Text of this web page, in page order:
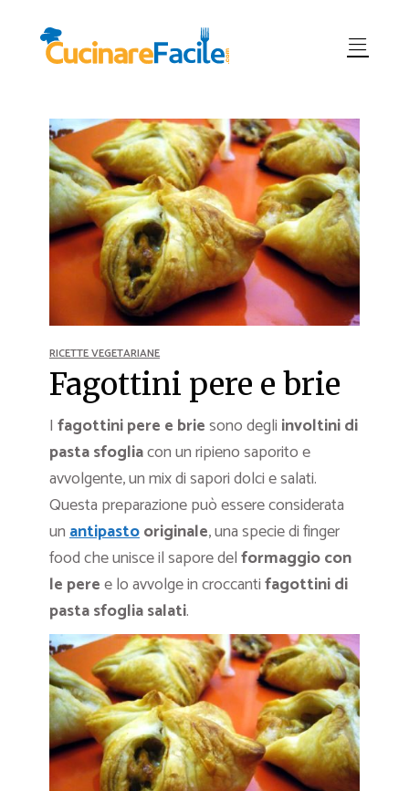
RICETTE VEGETARIANE
Fagottini pere e brie
I fagottini pere e briesono degli involtini di
pasta sfogliacon un ripieno saporito e
avvolgente, un mix di sapori dolci e salati.
Questa preparazione può essere considerata
unantipastooriginale, una specie di finger
food che unisce il sapore delformaggio con
le peree lo avvolge in croccantifagottini di
pasta sfoglia salati.